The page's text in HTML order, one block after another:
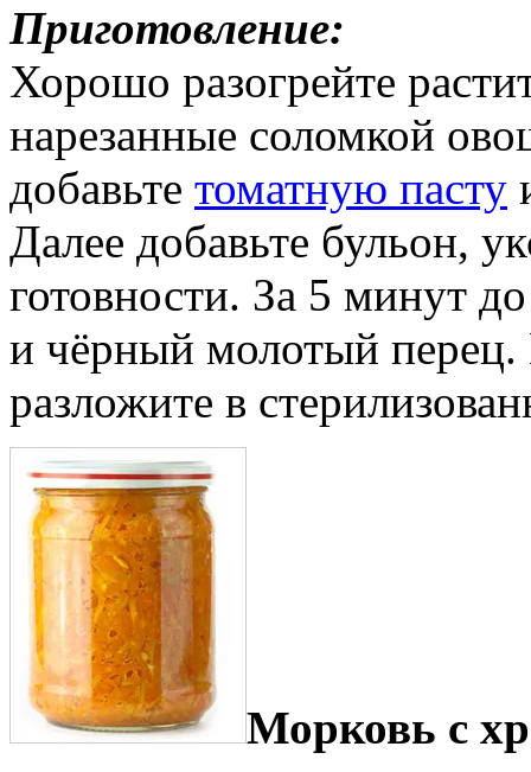
Приготовление:
Хорошо разогрейте
нарезанные соломкой
добавьте томатную пасту
Далее добавьте бульон,
готовности. За 5 минут
и чёрный молотый перец.
разложите в
Морковь с